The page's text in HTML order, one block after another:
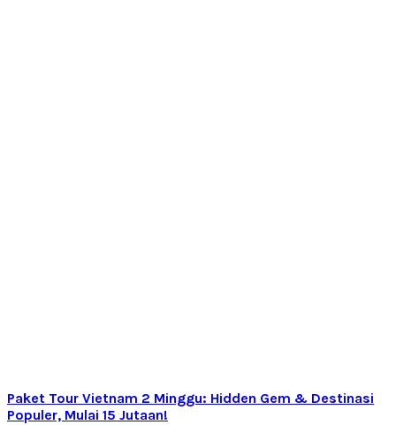
Paket Tour Vietnam 2 Minggu: Hidden Gem & Destinasi
Populer, Mulai 15 Jutaan!